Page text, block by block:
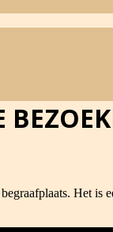
Het